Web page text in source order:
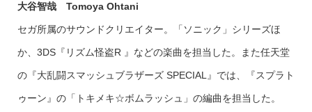
大谷智哉 Tomoya Ohtani
セガ所属のサウンドクリエイター。「ソニック」シリーズほ
か、3DS『リズム怪盗R 』などの楽曲を担当した。また任天堂
の『大乱闘スマッシュブラザーズ SPECIAL』では、『スプラト
ゥーン』の「トキメキ☆ボムラッシュ」の編曲を担当した。